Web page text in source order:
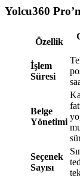
Yolcu360
Özellik
İşlem
Süresi
Belge
Yönetimi
Seçenek
Sayısı